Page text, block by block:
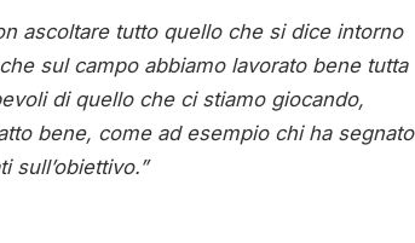
ascoltare tutto quello che si dice intorno
sul campo abbiamo lavorato bene tutta
di quello che ci stiamo giocando,
bene, come ad esempio chi ha segnato
sull’obiettivo.”